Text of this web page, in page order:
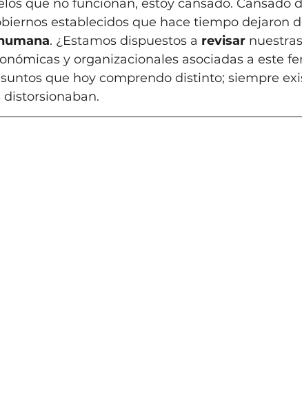
que no funcionan, estoy cansado. Cansado
establecidos que hace tiempo dejaron
. ¿Estamos dispuestos a revisar nuestras
y organizacionales asociadas a este
que hoy comprendo distinto; siempre
distorsionaban.